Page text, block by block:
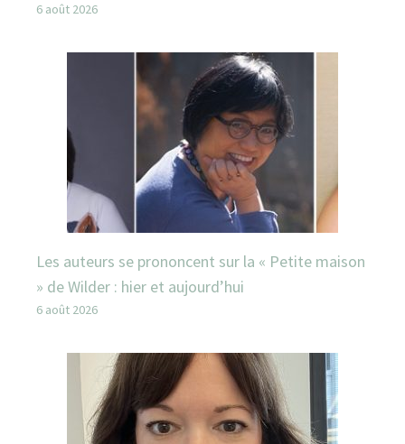
6 août 2026
Les auteurs se prononcent sur la « Petite maison
» de Wilder : hier et aujourd’hui
6 août 2026